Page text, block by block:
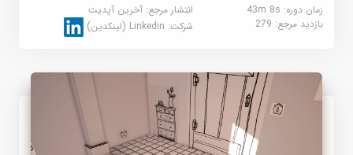
زمان دوره: 43m 8s
انتشار مرجع:آخرین آپدیت
بازدید مرجع:279 شرکت:Linkedin (لینکدین)